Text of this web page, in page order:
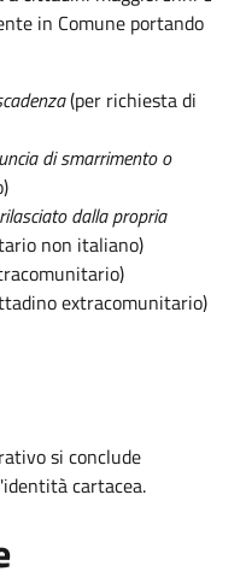
in Comune portando
(per richiesta di
di smarrimento o
dalla propria
non italiano)
extracomunitario)
si conclude
cartacea.